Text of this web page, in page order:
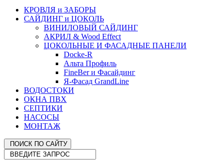
КРОВЛЯ и ЗАБОРЫ
САЙДИНГ и ЦОКОЛЬ
ВИНИЛОВЫЙ САЙДИНГ
АКРИЛ & Wood Effect
ЦОКОЛЬНЫЕ И ФАСАДНЫЕ ПАНЕЛИ
Docke-R
Альта Профиль
FineBer и Фасайдинг
Я-Фасад GrandLine
ВОДОСТОКИ
ОКНА ПВХ
СЕПТИКИ
НАСОСЫ
МОНТАЖ